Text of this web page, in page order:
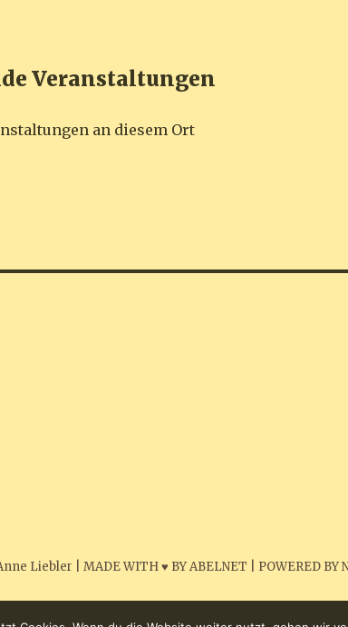
Veranstaltungen
an diesem Ort
Liebler |MADE WITH ♥ BY ABELNET POWERED BY